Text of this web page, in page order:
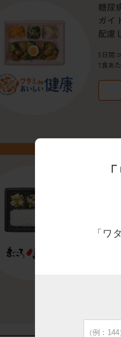
「ワ
糖尿
ガイ
配慮
5日間
1食あ
1食あ
す